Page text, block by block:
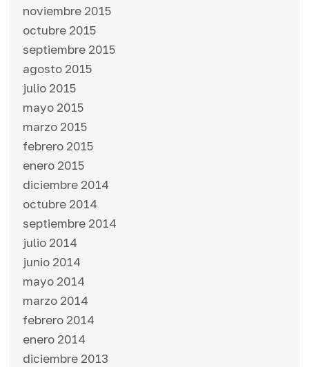
noviembre 2015
octubre 2015
septiembre 2015
agosto 2015
julio 2015
mayo 2015
marzo 2015
febrero 2015
enero 2015
diciembre 2014
octubre 2014
septiembre 2014
julio 2014
junio 2014
mayo 2014
marzo 2014
febrero 2014
enero 2014
diciembre 2013